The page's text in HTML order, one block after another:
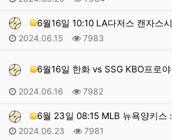
6월16일 10:10 LA다저스 캔자스
작성일
2024.06.15 조회
7983
6월16일 한화 vs SSG KBO프로야
작성일
2024.06.16 조회
7982
6월 23일 08:15 MLB 뉴욕양키스
작성일
2024.06.23 조회
7981